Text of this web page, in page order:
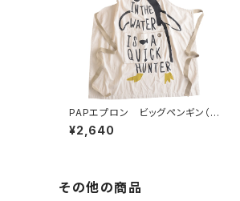
PAPエプロン ビッグペンギン（N
T/72310）
¥2,640
その他の商品